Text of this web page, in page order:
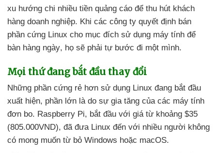
xu hướng chi nhiều tiền quảng cáo để thu hút khách
hàng doanh nghiệp. Khi các công ty quyết định bán
phần cứng Linux cho mục đích sử dụng máy tính để
bàn hàng ngày, họ sẽ phải tự bước đi một mình.
Mọi thứ đang bắt đầu thay đổi
Những phần cứng rẻ hơn sử dụng Linux đang bắt đầu
xuất hiện, phần lớn là do sự gia tăng của các máy tính
đơn bo. Raspberry Pi, bắt đầu với giá từ khoảng $35
(805.000VND), đã đưa Linux đến với nhiều người không
có mong muốn từ bỏ Windows hoặc macOS.